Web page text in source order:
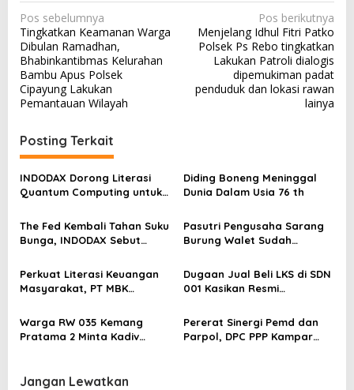
N
a
v
i
g
s
i
p
o
s
Pos sebelumnya
Tingkatkan Keamanan Warga
Dibulan Ramadhan,
Bhabinkantibmas Kelurahan
Bambu Apus Polsek
Cipayung Lakukan
Pemantauan Wilayah
Pos berikutnya
Menjelang Idhul Fitri Patko
Polsek Ps Rebo tingkatkan
Lakukan Patroli dialogis
dipemukiman padat
penduduk dan lokasi rawan
lainya
Posting Terkait
INDODAX Dorong Literasi
Quantum Computing untuk
Blockchain
Diding Boneng Meninggal
Dunia Dalam Usia 76 th
The Fed Kembali Tahan Suku
Bunga, INDODAX Sebut
Sentimen Pasar
Pasutri Pengusaha Sarang
Burung Walet Sudah
Pelapor Desak Polda Jambi
Segera Lakukan Penahanan
Perkuat Literasi Keuangan
Masyarakat, PT MBK
Karpet Masjid di Pakuhaji
Dugaan Jual Beli LKS di SDN
001 Kasikan Resmi
Kampar, Pemred – Pimum
Metroterkini.id Desak Usut
Kasus Ini
Warga RW 035 Kemang
Pratama 2 Minta Kadiv
Metro Bekasi Kota
Pererat Sinergi Pemd dan
Parpol, DPC PPP Kampar
Jangan Lewatkan